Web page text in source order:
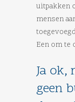
uitpakken
mensen
Een om te
Ja ok,
geen